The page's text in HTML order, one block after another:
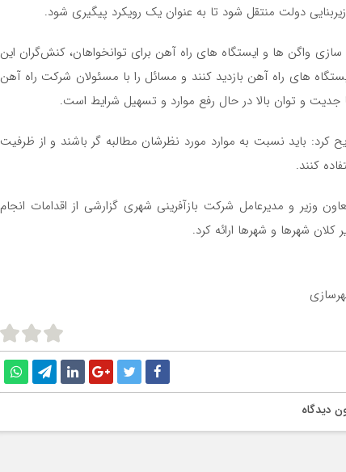
دولت منتقل شود تا به عنوان یک رویکرد پیگیری شود.
واگن ها و ایستگاه های راه آهن برای توانخواهان، کنش‌گران این
های راه آهن بازدید کنند و مسائل را با مسئولان شرکت راه آهن
جدیت و توان بالا در حال رفع موارد و تسهیل شرایط است.
باید نسبت به موارد مورد نظرشان مطالبه گر باشند و از ظرفیت
کنند.
وزیر و مدیرعامل شرکت بازآفرینی شهری گزارشی از اقدامات انجام
شهرها و شهرها ارائه کرد.
دیدگاه